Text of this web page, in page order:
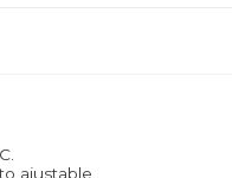
ajustable.